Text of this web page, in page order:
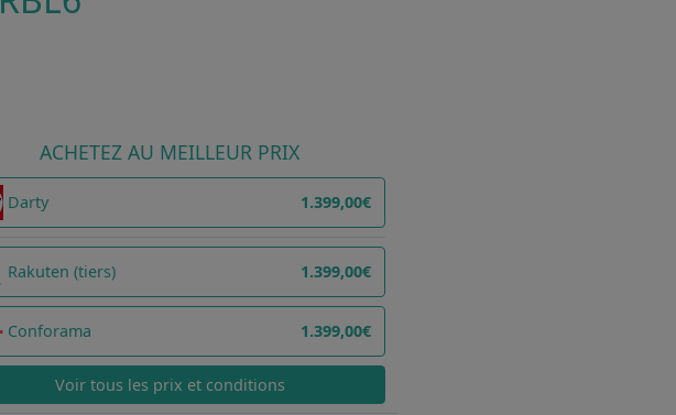
ACHETEZ AU MEILLEUR PRIX
Darty 1.399,00€
Rakuten (tiers) 1.399,00€
Conforama 1.399,00€
Voir tous les prix et conditions